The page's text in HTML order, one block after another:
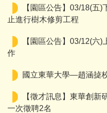
【園區公告】03/18(五
止進行樹木修剪工程
【園區公告】03/12(六
作
國立東華大學—趙涵㨗
【徵才訊息】東華創
一次徵聘2名